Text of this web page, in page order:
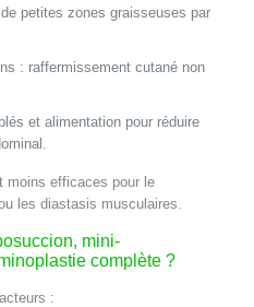
petites zones graisseuses par
: raffermissement cutané non
et alimentation pour réduire
moins efficaces pour le
les diastasis musculaires.
mini-
complète ?
: